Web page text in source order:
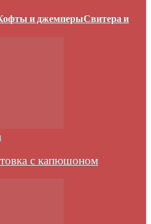
и джемперыСвитера и
с капюшоном